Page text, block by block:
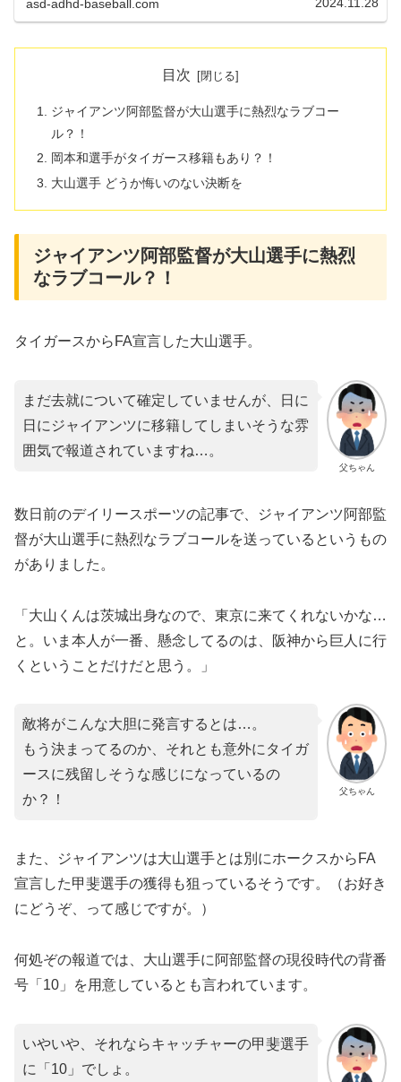
asd-adhd-baseball.com
目次
ジャイアンツ阿部監督が大山選手に熱烈なラブコー
ル？！
岡本和選手がタイガース移籍もあり？！
大山選手 どうか悔いのない決断を
ジャイアンツ阿部監督が大山選手に熱烈
なラブコール？！
タイガースからFA宣言した大山選手。
父ちゃん
まだ去就について確定していませんが、日に
日にジャイアンツに移籍してしまいそうな雰
囲気で報道されていますね…。
数日前のデイリースポーツの記事で、ジャイアンツ阿部監
督が大山選手に熱烈なラブコールを送っているというもの
がありました。
「大山くんは茨城出身なので、東京に来てくれないかな…
と。いま本人が一番、懸念してるのは、阪神から巨人に行
くということだけだと思う。」
父ちゃん
敵将がこんな大胆に発言するとは…。
もう決まってるのか、それとも意外にタイガ
ースに残留しそうな感じになっているの
か？！
また、ジャイアンツは大山選手とは別にホークスからFA
宣言した甲斐選手の獲得も狙っているそうです。（お好き
にどうぞ、って感じですが。）
何処ぞの報道では、大山選手に阿部監督の現役時代の背番
号「10」を用意しているとも言われています。
いやいや、それならキャッチャーの甲斐選手
に「10」でしょ。